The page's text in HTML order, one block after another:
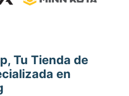
Tu Tienda de
en